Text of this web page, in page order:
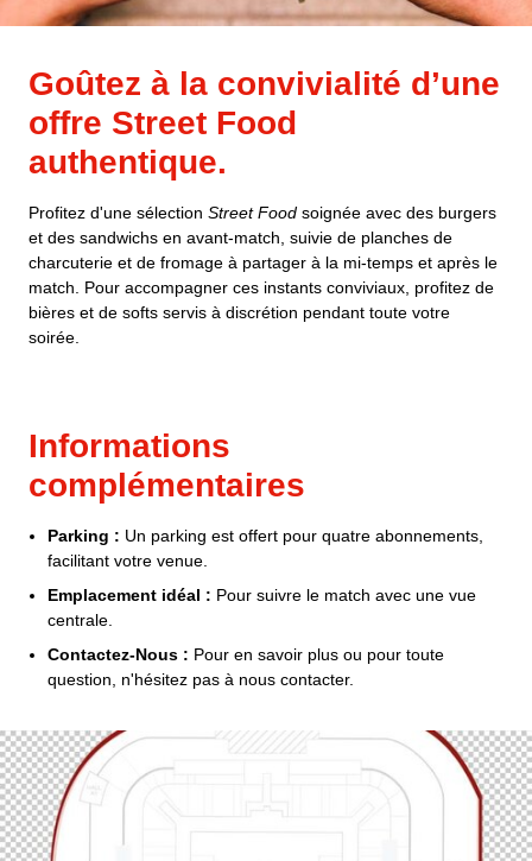
Goûtez à la convivialité d’une
offre Street Food
authentique.
Profitez d'une sélection Street Food soignée avec des burgers
et des sandwichs en avant-match, suivie de planches de
charcuterie et de fromage à partager à la mi-temps et après le
match . Pour accompagner ces instants conviviaux, profitez de
bières et de softs servis à discrétion pendant toute votre
soirée
Informations
complémentaires
Parking : Un parking est offert pour quatre abonnements,
facilitant votre venue.
Emplacement idéal : Pour suivre le match avec une vue
centrale.
Contactez-Nous : Pour en savoir plus ou pour toute
question, n'hésitez pas à nous contacter.